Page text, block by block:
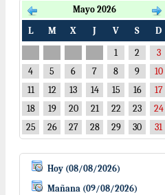
Mayo 2026
L M X J V S
D
1
2
3
4
5 6 7 8 9
10
11
12 13 14 15 16
17
18
19 20 21 22 23
24
25
26 27 28 29 30 31
Hoy (08/08/2026)
Mañana (09/08/2026)